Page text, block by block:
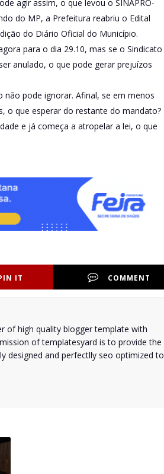
agir assim, o que levou o SINAPRO-
do MP, a Prefeitura reabriu o Edital
do Diário Oficial do Município.
para o dia 29.10, mas se o Sindicato
anulado, o que pode gerar prejuízos
não pode ignorar. Afinal, se em menos
o que esperar do restante do mandato?
e já começa a atropelar a lei, o que
IT COMMENT
of high quality blogger template with
of templatesyard is to provide the
designed and perfectlly seo optimized to